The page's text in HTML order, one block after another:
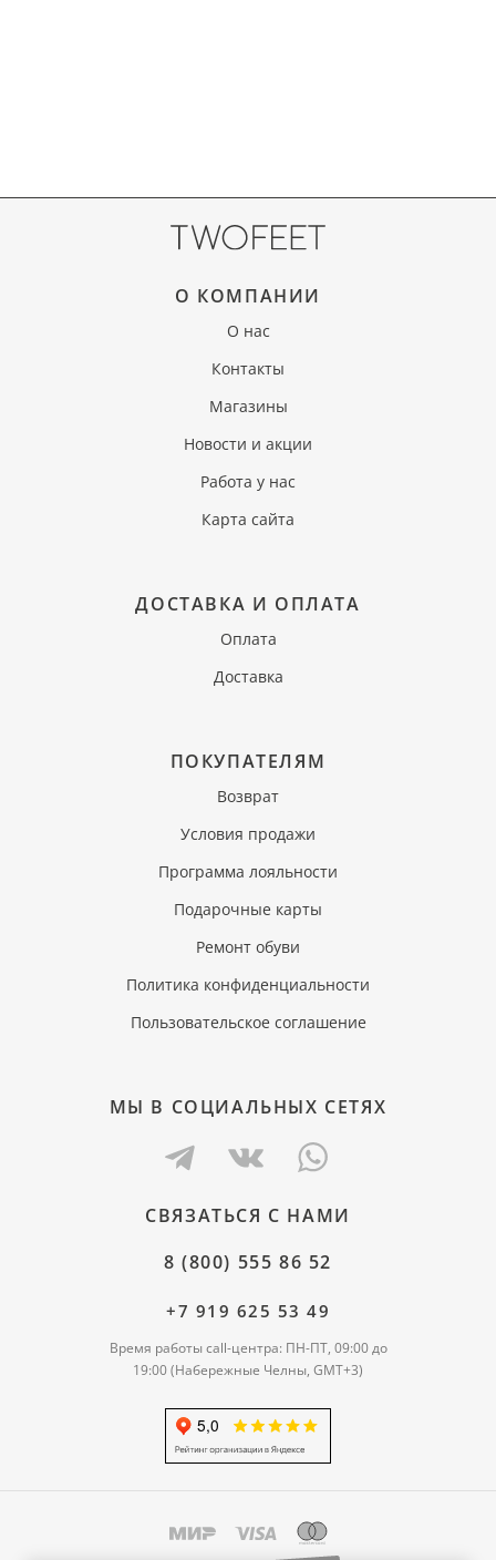
О КОМПАНИИ
О нас
Контакты
Магазины
Новости и акции
Работа у нас
Карта сайта
ДОСТАВКА И ОПЛАТА
Оплата
Доставка
ПОКУПАТЕЛЯМ
Возврат
Условия продажи
Программа лояльности
Подарочные карты
Ремонт обуви
Политика конфиденциальности
Пользовательское соглашение
МЫ В СОЦИАЛЬНЫХ СЕТЯХ
СВЯЗАТЬСЯ С НАМИ
8 (800) 555 86 52
+7 919 625 53 49
Время работы call-центра: ПН-ПТ, 09:00 до
19:00 (Набережные Челны, GMT+3)